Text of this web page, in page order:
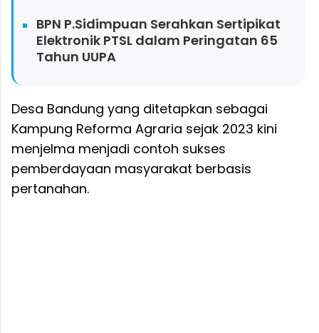
BPN P.Sidimpuan Serahkan Sertipikat
Elektronik PTSL dalam Peringatan 65
Tahun UUPA
Desa Bandung yang ditetapkan sebagai
Kampung Reforma Agraria sejak 2023 kini
menjelma menjadi contoh sukses
pemberdayaan masyarakat berbasis
pertanahan.